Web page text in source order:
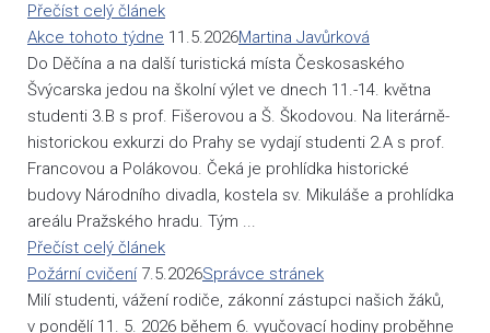
Přečíst celý článek
Akce tohoto týdne 11.5.2026Martina Javůrková
Do Děčína a na další turistická místa Českosaského
Švýcarska jedou na školní výlet ve dnech 11.-14. května
studenti 3.B s prof. Fišerovou a Š. Škodovou. Na literárně-
historickou exkurzi do Prahy se vydají studenti 2.A s prof.
Francovou a Polákovou. Čeká je prohlídka historické
budovy Národního divadla, kostela sv. Mikuláše a prohlídka
areálu Pražského hradu. Tým ...
Přečíst celý článek
Požární cvičení7.5.2026Správce stránek
Milí studenti, vážení rodiče, zákonní zástupci našich žáků,
v pondělí 11. 5. 2026 během 6. vyučovací hodiny proběhne